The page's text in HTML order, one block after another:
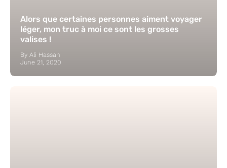
Alors que certaines personnes aiment voyager
léger, mon truc à moi ce sont les grosses
valises !
By Ali Hassan
June 21, 2020